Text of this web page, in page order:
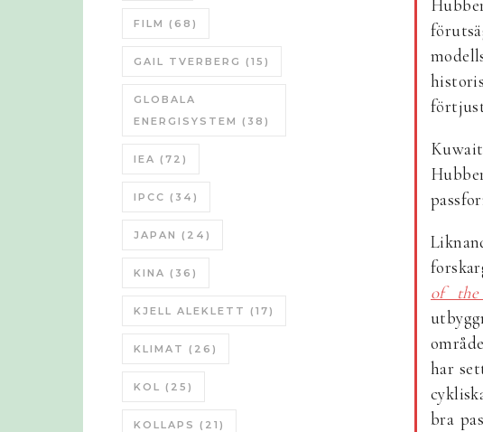
FILM (68)
GAIL TVERBERG (15)
GLOBALA
ENERGISYSTEM (38)
IEA (72)
IPCC (34)
JAPAN (24)
KINA (36)
KJELL ALEKLETT (17)
KLIMAT (26)
KOL (25)
KOLLAPS (21)
of
har
bra